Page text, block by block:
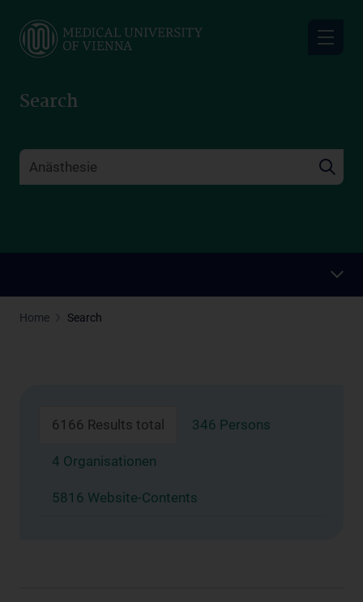
main
Search
Home Search
6166 Results total 346 Persons
4 Organisationen
5816 Website-Contents